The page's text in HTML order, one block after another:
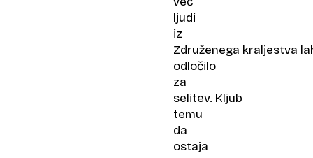
ljudi
iz
Združenega kraljestva
odločilo
za
selitev. Kljub
temu
da
ostaja